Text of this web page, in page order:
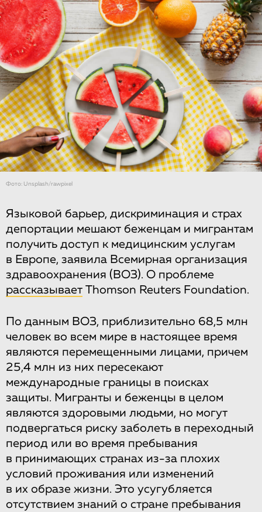
Фото: Unsplash/rawpixel
Языковой барьер, дискриминация и страх
депортации мешают беженцам и мигрантам
получить доступ к медицинским услугам
в Европе, заявила Всемирная организация
здравоохранения (ВОЗ). О проблеме
рассказывает Thomson Reuters Foundation.
По данным ВОЗ, приблизительно 68,5 млн
человек во всем мире в настоящее время
являются перемещенными лицами, причем
25,4 млн из них пересекают
международные границы в поисках
защиты. Мигранты и беженцы в целом
являются здоровыми людьми, но могут
подвергаться риску заболеть в переходный
период или во время пребывания
в принимающих странах из-за плохих
условий проживания или изменений
в их образе жизни. Это усугубляется
отсутствием знаний о стране пребывания